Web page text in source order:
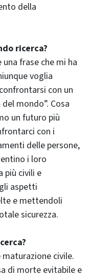
della
ricerca?
frase che mi ha
voglia
con un
mondo”. Cosa
un futuro più
con i
delle persone,
i loro
più civili e
aspetti
e mettendoli
sicurezza.
maturazione civile.
di morte evitabile e